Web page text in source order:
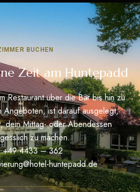
BUCHEN
Zeit am Huntepadd
Restaurant über die Bar bis hin zu
Angeboten, ist darauf ausgelegt,
dein Mittag- oder Abendessen
zu machen.
+49 4433 – 362
huntepadd.de